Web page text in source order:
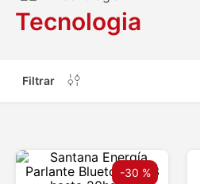
Tecnologia
Filtrar
-30 %